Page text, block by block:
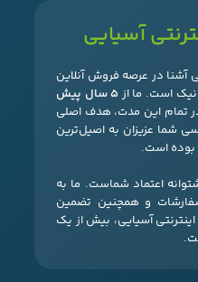
آسیایی
آشنا در عرصه فروش آنلاین
است. ما از ۵ سال پیش
تمام این مدت، هدف اصلی
شما عزیزان به اصیل‌ترین
بوده است.
اعتماد شماست. ما به
و همچنین تضمین
آسیایی، بیش از یک